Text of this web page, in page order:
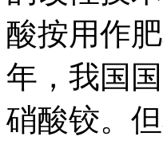
酸按用作
年，我国
硝酸铰。